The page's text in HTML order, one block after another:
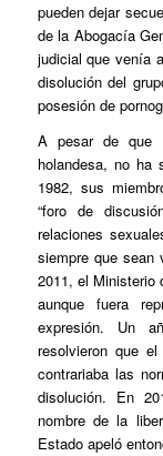
pueden dejar
de la Abogacía
judicial que venía
disolución del
posesión de
A pesar de que
holandesa, no ha
1982, sus
“foro de
relaciones
siempre que sean
2011, el Ministerio
aunque fuera
expresión. Un
resolvieron que
contrariaba las
disolución. En
nombre de la
Estado apeló